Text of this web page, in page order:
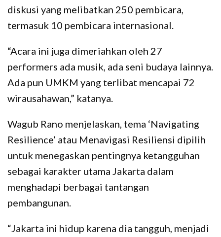
diskusi yang melibatkan 250 pembicara,
termasuk 10 pembicara internasional.
“Acara ini juga dimeriahkan oleh 27
performers ada musik, ada seni budaya lainnya.
Ada pun UMKM yang terlibat mencapai 72
wirausahawan,” katanya.
Wagub Rano menjelaskan, tema ‘Navigating
Resilience’ atau Menavigasi Resiliensi dipilih
untuk menegaskan pentingnya ketangguhan
sebagai karakter utama Jakarta dalam
menghadapi berbagai tantangan
pembangunan.
“Jakarta ini hidup karena dia tangguh, menjadi